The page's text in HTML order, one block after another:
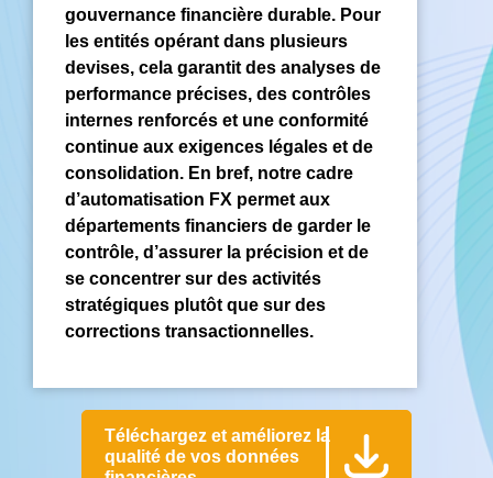
gouvernance financière durable. Pour
les entités opérant dans plusieurs
devises, cela garantit des analyses de
performance précises, des contrôles
internes renforcés et une conformité
continue aux exigences légales et de
consolidation. En bref, notre cadre
d’automatisation FX permet aux
départements financiers de garder le
contrôle, d’assurer la précision et de
se concentrer sur des activités
stratégiques plutôt que sur des
corrections transactionnelles.
Téléchargez et améliorez la
qualité de vos données